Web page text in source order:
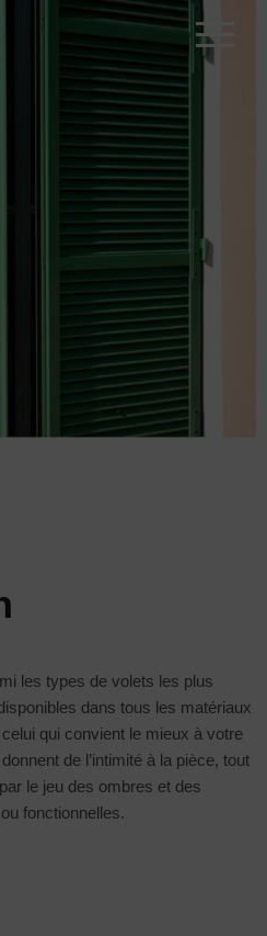
les types de volets les plus
dans tous les matériaux
qui convient le mieux à votre
de l’intimité à la pièce, tout
le jeu des ombres et des
fonctionnelles.